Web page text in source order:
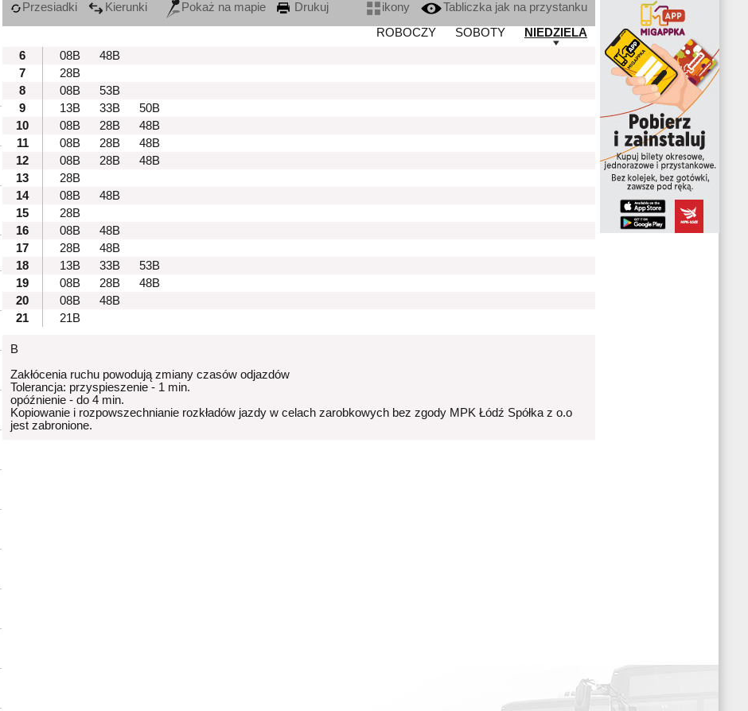
Przesiadki Kierunki Pokaż na mapie Drukuj ikony
Tabliczka jak na przystanku
ROBOCZY
SOBOTY
NIEDZIELA
6
08B
48B
7
28B
8
08B
53B
9
13B 33B
50B
10
08B 28B
48B
11
08B 28B
48B
12
08B 28B
48B
13
28B
14
08B
48B
15
28B
16
08B
48B
17
28B
48B
18
13B 33B
53B
19
08B 28B
48B
20
08B
48B
21
21B
B
Zakłócenia ruchu powodują zmiany czasów odjazdów
Tolerancja: przyspieszenie - 1 min.
opóźnienie - do 4 min.
Kopiowanie i rozpowszechnianie rozkładów jazdy w celach zarobkowych bez zgody MPK Łódź Spółka z o.o
jest zabronione.